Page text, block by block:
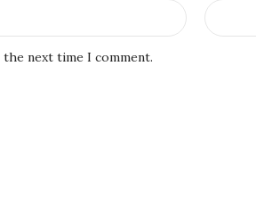
the next time I comment.